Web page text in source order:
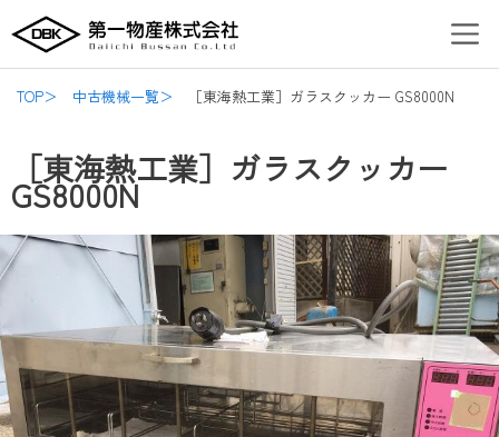
容
を
Menu
TOP＞ 中古機械一覧＞ ［東海熱工業］ガラスクッカー GS8000N
［東海熱工業］ガラスクッカー
GS8000N
navigation